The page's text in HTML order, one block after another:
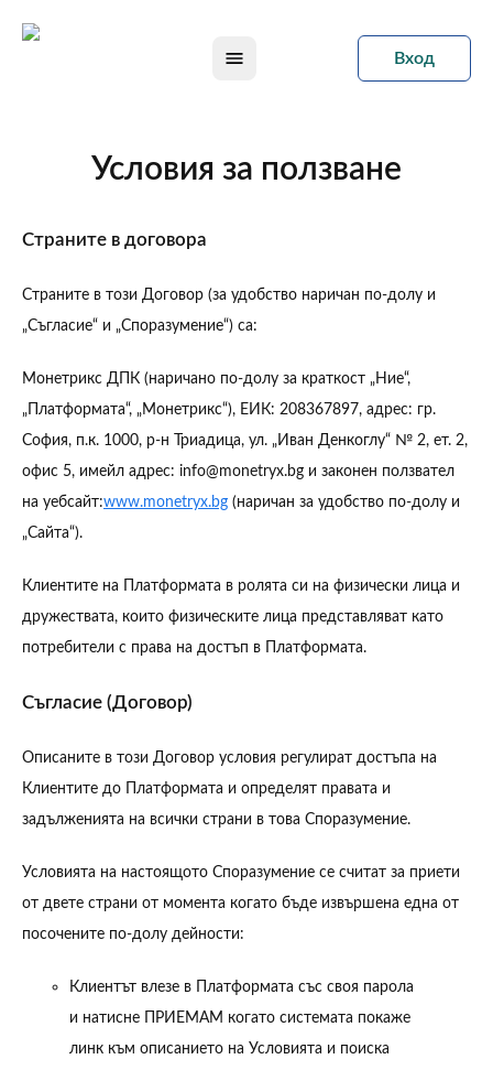
Open main menu
Вход
Условия за ползване
Страните в договора
Страните в този Договор (за удобство наричан по-долу и
„Съгласие“ и „Споразумение“) са:
Монетрикс ДПК (наричано по-долу за краткост „Ние“,
„Платформата“, „Монетрикс“), ЕИК: 208367897, адрес: гр.
София, п.к. 1000, р-н Триадица, ул. „Иван Денкоглу“ № 2, ет. 2,
офис 5, имейл адрес: info@monetryx.bg и законен ползвател
на уебсайт:www.monetryx.bg (наричан за удобство по-долу и
„Сайта“).
Клиентите на Платформата в ролята си на физически лица и
дружествата, които физическите лица представляват като
потребители с права на достъп в Платформата.
Съгласие (Договор)
Описаните в този Договор условия регулират достъпа на
Клиентите до Платформата и определят правата и
задълженията на всички страни в това Споразумение.
Условията на настоящото Споразумение се считат за приети
от двете страни от момента когато бъде извършена една от
посочените по-долу дейности:
Клиентът влезе в Платформата със своя парола
и натисне ПРИЕМАМ когато системата покаже
линк към описанието на Условията и поиска